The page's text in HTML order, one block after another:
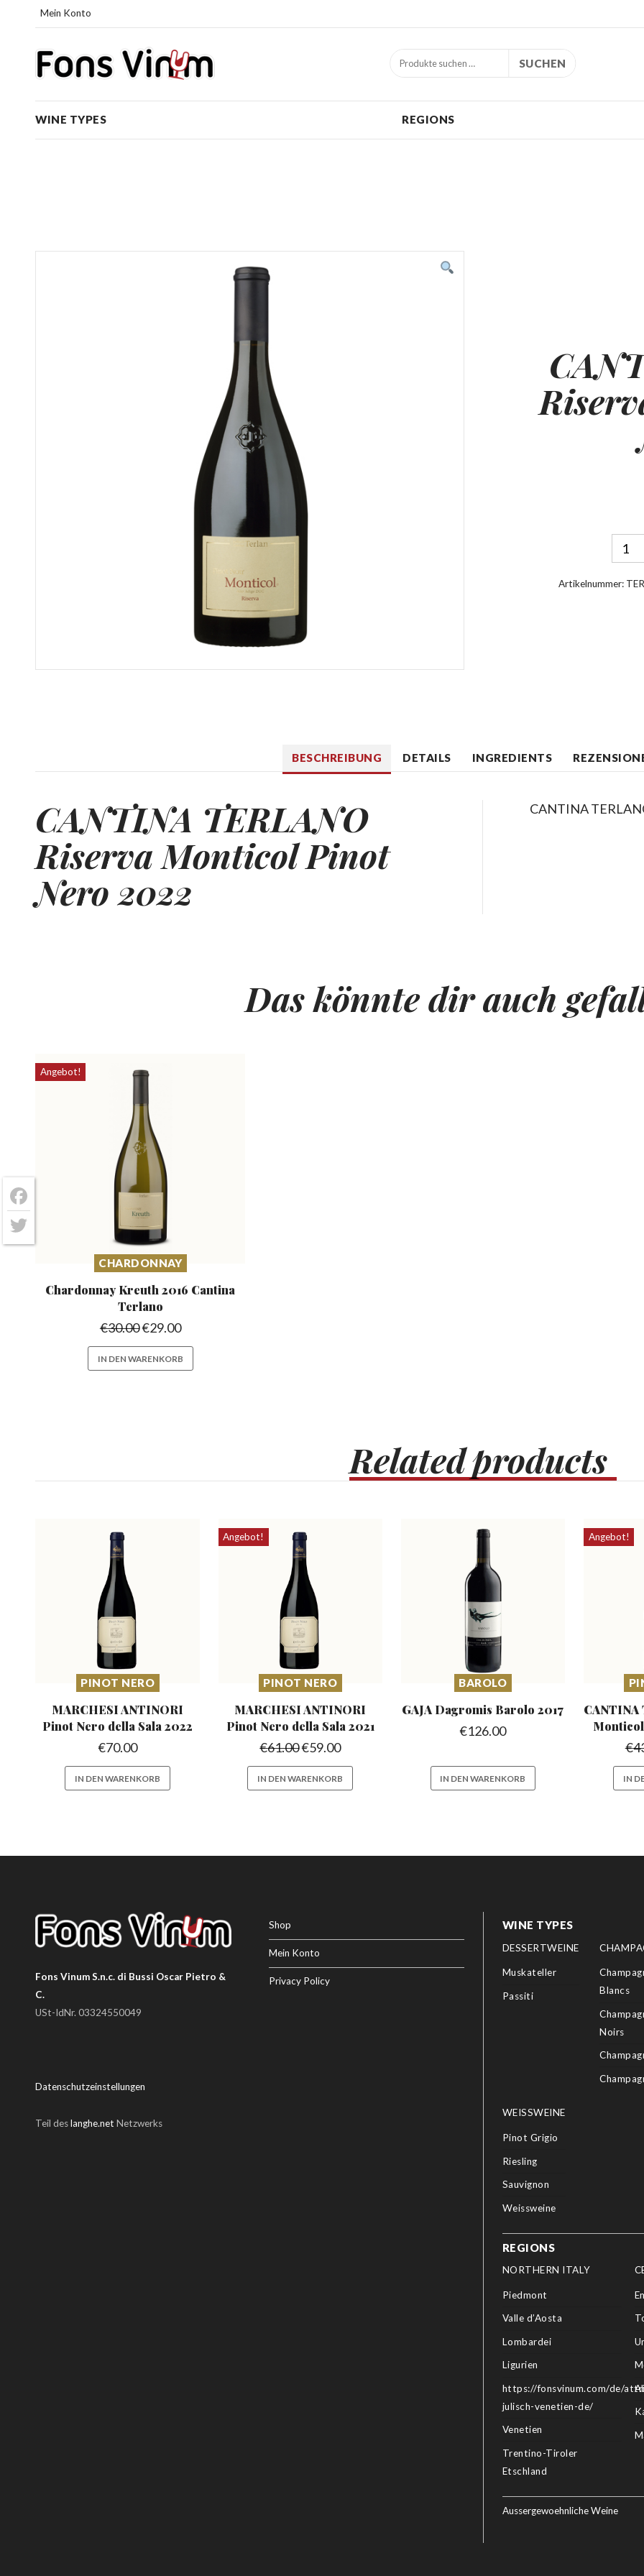
Mein Konto
SUCHEN
WINE TYPES REGIONS
Artikelnummer:
BESCHREIBUNG DETAILS INGREDIENTS
CANTINA TERLANO
Riserva Monticol Pinot
Nero 2022
CANTINA
Das könnte dir auch
Angebot!
CHARDONNAY
Chardonnay Kreuth 2016 Cantina
Terlano
€30.00€29.00
IN DEN WARENKORB
Relatedproducts
PINOT NERO
MARCHESI ANTINORI
Pinot Nero della Sala 2022
€70.00
IN DEN WARENKORB
Angebot!
PINOT NERO
MARCHESI ANTINORI
Pinot Nero della Sala 2021
€61.00€59.00
IN DEN WARENKORB
BAROLO
GAJA Dagromis Barolo 2017
€126.00
IN DEN WARENKORB
Angebot!
CANTINA
Monticol
€
IN
Fons Vinum S.n.c. di Bussi Oscar Pietro &
C.
USt-IdNr. 03324550049
Datenschutzeinstellungen
Teil deslanghe.net Netzwerks
Shop
Mein Konto
Privacy Policy
WINE TYPES
DESSERTWEINE
Muskateller
Passiti
Blancs
Noirs
WEISSWEINE
Pinot Grigio
Riesling
Sauvignon
Weissweine
REGIONS
NORTHERN ITALY
Piedmont
Valle d’Aosta
Lombardei
Ligurien
https://fonsvinum.com/de/
julisch-venetien-de/
Venetien
Trentino-Tiroler
Etschland
Aussergewoehnliche Weine
Facebook
Twitter